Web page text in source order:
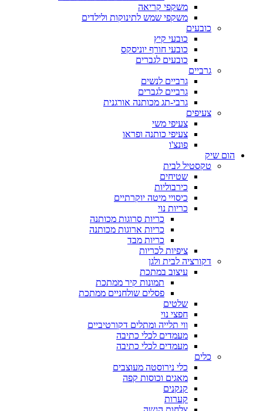
משקפי קריאה
משקפי שמש לתינוקות ולילדים
כובעים
כובעי קיץ
כובעי חורף יוניסקס
כובעים לגברים
גרביים
גרביים לנשים
גרביים לגברים
גרבי-תג מכותנה אורגנית
צעיפים
צעיפי משי
צעיפי כותנה ופראו
פונצ'ו
הום שיק
טקסטיל לבית
שטיחים
כירבוליות
כיסויי מיטה יוקרתיים
כריות נוי
כריות סרוגות מכותנה
כריות ארוגות מכותנה
כריות מבד
ציפיות לכריות
דקורציה לבית ולגן
עיצוב במתכת
תמונות קיר ממתכת
פסלים שולחניים ממתכת
שלטים
חפצי נוי
ווי תלייה ומתלים דקורטיביים
מעמדים לכלי כתיבה
מעמדים לכלי כתיבה
כלים
כלי נירוסטה מעוצבים
מאגים וכוסות קפה
קנקנים
קערות